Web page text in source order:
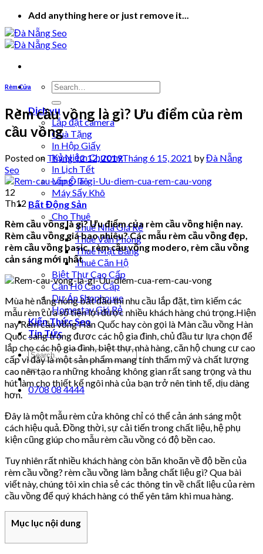
Skip
to
content
Add anything here or just remove it...
Dịch vụ
Lắp đặt camera
Quà Tặng
In Hộp Giấy
Kỷ Niệm Chương
In Lịch Tết
Lốp Ô Tô
Máy Sấy Khô
Bất Động Sản
Cho Thuê
Thuê Nhà Giá Rẻ
Thuê Văn Phòng
Thuê Mặt Bằng
Thuê Căn Hộ
Biệt Thự Cao Cấp
Căn Hộ Cao Cấp
Dự Án Shophouse
Homestay Giá Rẻ
Kiến Thức Seo
Tin Tức
0708 08 4444
Rèm Cửa
Rèm cầu vồng là gì? Ưu điểm của rèm
cầu vồng
Posted on Tháng 12 12, 2019Tháng 6 15, 2021 byĐà Nẵng
Seo
12
Th12
Rèm cầu vồng là gì? Ưu điểm của rèm cầu vồng hiện nay.
Rèm cầu vồng giá bao nhiêu? Các mẫu rèm cầu vồng đẹp,
rèm cầu vồng basic, rèm cầu vồng modero, rèm cầu vồng
cản sáng mới nhất
Mùa hè nắng nóng bắt đầu thì nhu cầu lắp đặt, tìm kiếm các
mẫu rèm cửa sổ tiện lợi được nhiều khách hàng chú trọng.Hiện
nay Rèm cầu vồng Hàn Quốc hay còn gọi là Màn cầu vồng Hàn
Quốc sang trọng đươc các hộ gia đình, chủ đầu tư lựa chọn để
lắp cho các hộ gia đình, biệt thự, nhà hàng, căn hộ chung cư cao
cấp vì đây là một sản phẩm mang tính thẩm mỹ và chất lượng
cao nên tạo ra những khoảng không gian rất sang trọng và thu
hút làm cho thiết kế ngôi nhà của bạn trở nên tinh tế, dịu dàng
hơn.
Đây là một mẫu rèm cửa không chỉ có thể cản ánh sáng một
cách hiệu quả. Đồng thời, sự cải tiến trong chất liệu, hệ phụ
kiện cũng giúp cho mẫu rèm cầu vồng có độ bền cao.
Tuy nhiên rất nhiều khách hàng còn băn khoăn về độ bền của
rèm cầu vồng? rèm cầu vồng làm bằng chất liệu gì? Qua bài
viết này, chúng tôi xin chia sẻ các thông tin về chất liệu của rèm
cầu vồng để quý khách hàng có thể yên tâm khi mua hàng.
Mục lục nội dung